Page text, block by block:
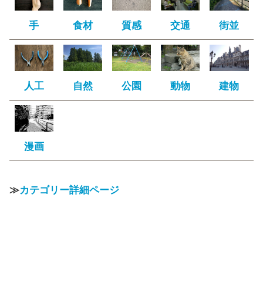
手 食材 質感 交通 街並
人工 自然 公園 動物 建物
漫画
≫カテゴリー詳細ページ